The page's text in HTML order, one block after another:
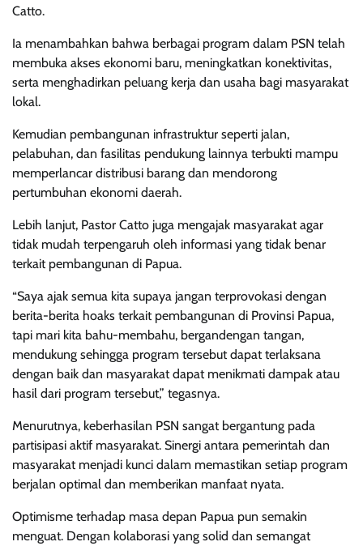
Catto.
Ia menambahkan bahwa berbagai program dalam PSN telah
membuka akses ekonomi baru, meningkatkan konektivitas,
serta menghadirkan peluang kerja dan usaha bagi masyarakat
lokal.
Kemudian pembangunan infrastruktur seperti jalan,
pelabuhan, dan fasilitas pendukung lainnya terbukti mampu
memperlancar distribusi barang dan mendorong
pertumbuhan ekonomi daerah.
Lebih lanjut, Pastor Catto juga mengajak masyarakat agar
tidak mudah terpengaruh oleh informasi yang tidak benar
terkait pembangunan di Papua.
“Saya ajak semua kita supaya jangan terprovokasi dengan
berita-berita hoaks terkait pembangunan di Provinsi Papua,
tapi mari kita bahu-membahu, bergandengan tangan,
mendukung sehingga program tersebut dapat terlaksana
dengan baik dan masyarakat dapat menikmati dampak atau
hasil dari program tersebut,” tegasnya.
Menurutnya, keberhasilan PSN sangat bergantung pada
partisipasi aktif masyarakat. Sinergi antara pemerintah dan
masyarakat menjadi kunci dalam memastikan setiap program
berjalan optimal dan memberikan manfaat nyata.
Optimisme terhadap masa depan Papua pun semakin
menguat. Dengan kolaborasi yang solid dan semangat